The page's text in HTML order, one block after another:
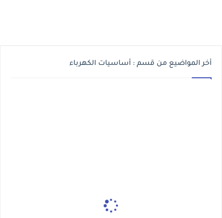
أخر المواضيع من قسم : أساسيات الكهرباء